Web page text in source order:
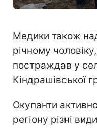
Медики також
річному
постраждав у
Кіндрашівської
Окупанти
регіону різні